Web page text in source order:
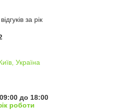
за рік
Україна
до 18:00
роботи